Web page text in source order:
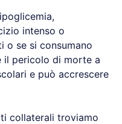
intenso o
o se si consumano
il pericolo di morte a
e può accrescere
collaterali troviamo